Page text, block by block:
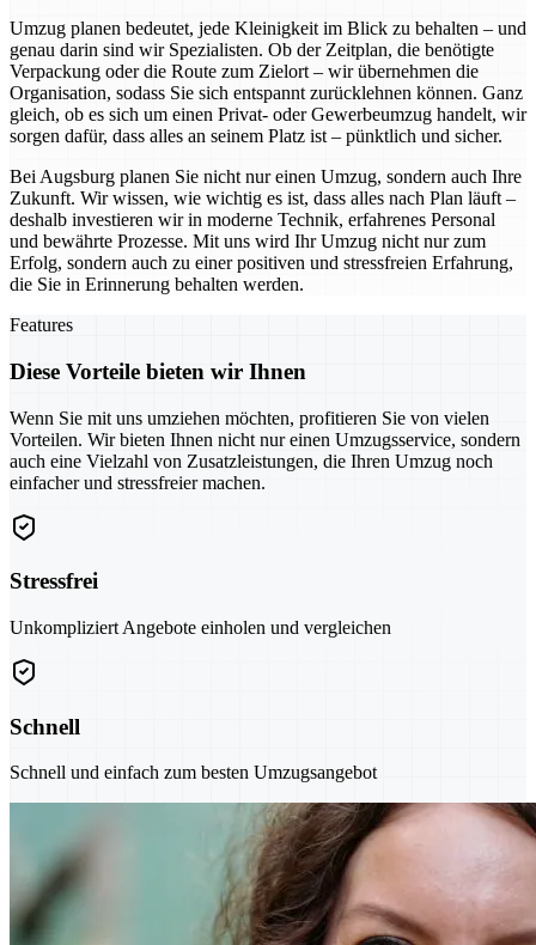
Umzug planen bedeutet, jede Kleinigkeit im Blick zu behalten – und
genau darin sind wir Spezialisten. Ob der Zeitplan, die benötigte
Verpackung oder die Route zum Zielort – wir übernehmen die
Organisation, sodass Sie sich entspannt zurücklehnen können. Ganz
gleich, ob es sich um einen Privat- oder Gewerbeumzug handelt, wir
sorgen dafür, dass alles an seinem Platz ist – pünktlich und sicher.
Bei Augsburg planen Sie nicht nur einen Umzug, sondern auch Ihre
Zukunft. Wir wissen, wie wichtig es ist, dass alles nach Plan läuft –
deshalb investieren wir in moderne Technik, erfahrenes Personal
und bewährte Prozesse. Mit uns wird Ihr Umzug nicht nur zum
Erfolg, sondern auch zu einer positiven und stressfreien Erfahrung,
die Sie in Erinnerung behalten werden.
Features
Diese Vorteile bieten wir Ihnen
Wenn Sie mit uns umziehen möchten, profitieren Sie von vielen
Vorteilen. Wir bieten Ihnen nicht nur einen Umzugsservice, sondern
auch eine Vielzahl von Zusatzleistungen, die Ihren Umzug noch
einfacher und stressfreier machen.
Stressfrei
Unkompliziert Angebote einholen und vergleichen
Schnell
Schnell und einfach zum besten Umzugsangebot